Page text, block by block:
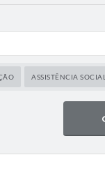
ASSISTÊNCIA SOCIAL